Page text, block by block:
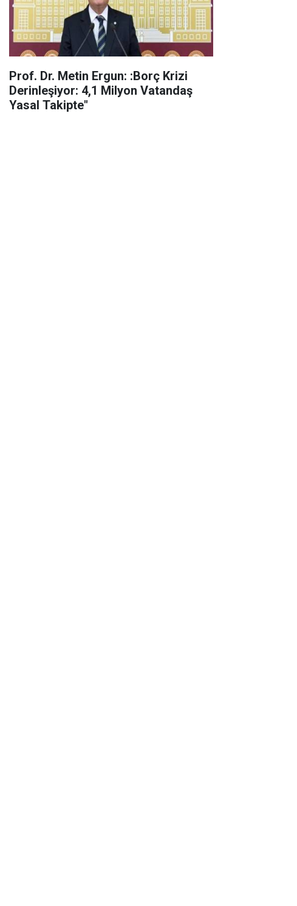
Prof. Dr. Metin Ergun: :Borç Krizi
Derinleşiyor: 4,1 Milyon Vatandaş
Yasal Takipte"